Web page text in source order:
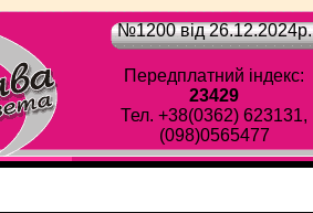
№1200 від 26.12.2024p.
Передплатний індекс:
23429
Тел. +38(0362) 623131,
(098)0565477